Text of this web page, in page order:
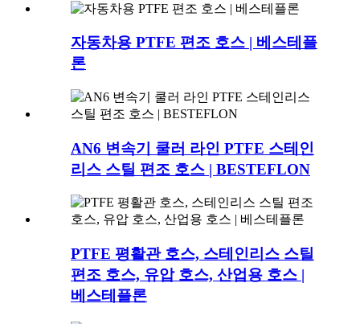
자동차용 PTFE 편조 호스 | 베스테플
론
AN6 변속기 쿨러 라인 PTFE 스테인
리스 스틸 편조 호스 | BESTEFLON
PTFE 평활관 호스, 스테인리스 스틸
편조 호스, 유압 호스, 산업용 호스 |
베스테플론